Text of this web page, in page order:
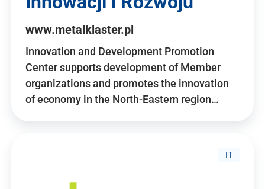
www.metalklaster.pl
Innovation and Development Promotion
Center supports development of Member
organizations and promotes the innovation
of economy in the North-Eastern region…
IT